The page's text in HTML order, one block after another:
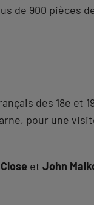
de 900 pièces
des 18e et
pour une
et John